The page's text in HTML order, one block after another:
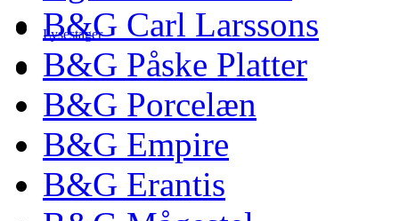
Lysestager
B&G Carl Larssons
B&G Påske Platter
B&G Porcelæn
B&G Empire
B&G Erantis